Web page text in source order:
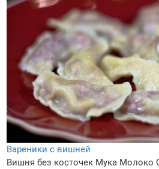
Вареники с вишней
Вишня без косточек Мука Молоко